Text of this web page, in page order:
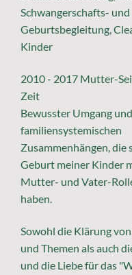
Schwangerschafts- und
Geburtsbegleitung,
Kinder
2010 - 2017 Mutter-
Zeit
Bewusster Umgang
familiensystemischen
Zusammenhängen, die
Geburt meiner Kinder
Mutter- und Vater-
haben.
Sowohl die Klärung
und Themen als auch
und die Liebe für das